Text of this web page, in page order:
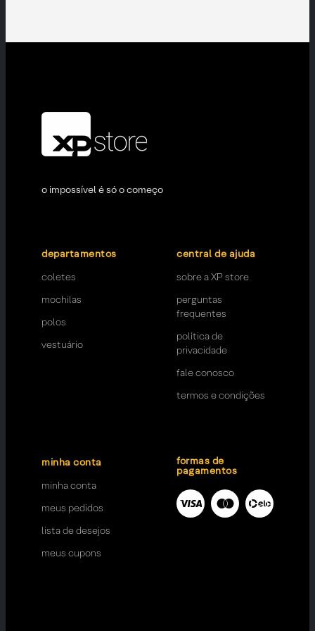
o impossível é só o começo
departamentos
coletes
mochilas
polos
vestuário
central de ajuda
sobre a XP store
perguntas
frequentes
política de
privacidade
fale conosco
termos e condições
minha conta
minha conta
meus pedidos
lista de desejos
meus cupons
formas de
pagamentos